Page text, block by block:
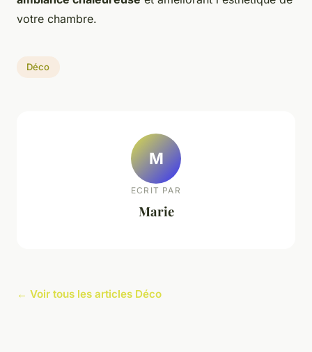
votre chambre.
Déco
M
ECRIT PAR
Marie
← Voir tous les articles Déco